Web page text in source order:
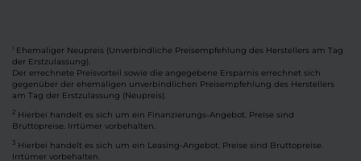
Ehemaliger Neupreis (Unverbindliche Preisempfehlung des Herstellers am Tag
der Erstzulassung).
Der errechnete Preisvorteil sowie die angegebene Ersparnis errechnet sich
gegenüber der ehemaligen unverbindlichen Preisempfehlung des Herstellers
am Tag der Erstzulassung (Neupreis).
2 Hierbei handelt es sich um ein Finanzierungs-Angebot. Preise sind
Bruttopreise. Irrtümer vorbehalten.
3 Hierbei handelt es sich um ein Leasing-Angebot. Preise sind Bruttopreise.
Irrtümer vorbehalten.